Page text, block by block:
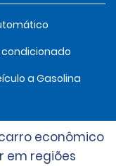
condicionado
a Gasolina
econômico
em regiões